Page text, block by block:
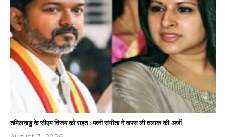
तमिलनाडु के सीएम विजय को राहत : पत्नी संगीता ने वापस ली तलाक की अर्जी